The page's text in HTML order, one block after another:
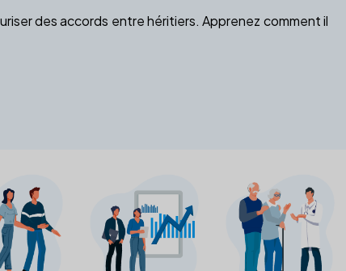
des accords entre héritiers. Apprenez comment il